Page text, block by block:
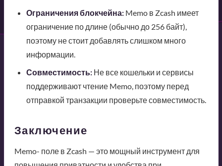
Ограничения блокчейна:Memo в Zcash имеет
ограничение по длине (обычно до 256 байт),
поэтому не стоит добавлять слишком много
информации.
Совместимость:Не все кошельки и сервисы
поддерживают чтение Memo, поэтому перед
отправкой транзакции проверьте совместимость.
Заключение
Memo- поле в Zcash — это мощный инструмент для